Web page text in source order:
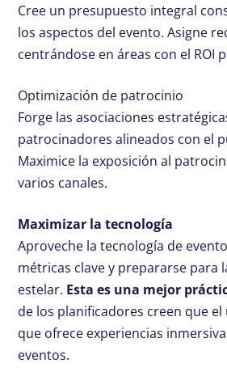
Cree un presupuesto integral
los aspectos del evento. Asigne
centrándose en áreas con el ROI
Optimización de patrocinio
Forge las asociaciones
patrocinadores alineados con el
Maximice la exposición al
varios canales.
Maximizar la tecnología
Aproveche la tecnología de
métricas clave y prepararse para
estelar. Esta es una mejor
de los planificadores creen que
que ofrece experiencias
eventos.